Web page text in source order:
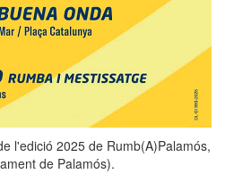
l'edició 2025 de Rumb(A)Palamós,
de Palamós).